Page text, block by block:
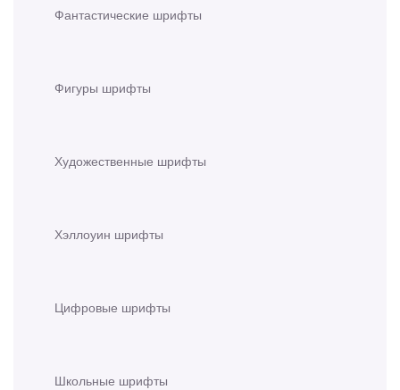
Фантастические шрифты
Фигуры шрифты
Художественные шрифты
Хэллоуин шрифты
Цифровые шрифты
Школьные шрифты